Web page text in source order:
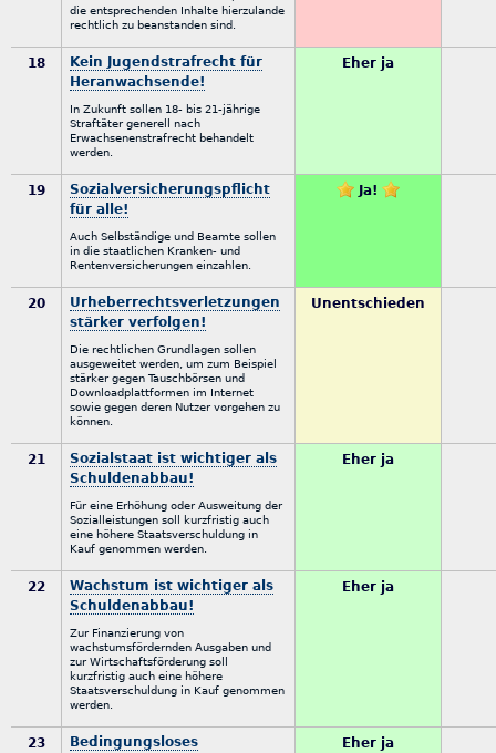
die entsprechenden Inhalte hierzulande
rechtlich zu beanstanden sind.
18
Kein Jugendstrafrecht für
Heranwachsende!
In Zukunft sollen 18- bis 21-jährige
Straftäter generell nach
Erwachsenenstrafrecht behandelt
werden.
Eher ja
19
Sozialversicherungspflicht
für alle!
Auch Selbständige und Beamte sollen
in die staatlichen Kranken- und
Rentenversicherungen einzahlen.
Ja!
20
Urheberrechtsverletzungen
stärker verfolgen!
Die rechtlichen Grundlagen sollen
ausgeweitet werden, um zum Beispiel
stärker gegen Tauschbörsen und
Downloadplattformen im Internet
sowie gegen deren Nutzer vorgehen zu
können.
Unentschieden
21
Sozialstaat ist wichtiger als
Schuldenabbau!
Für eine Erhöhung oder Ausweitung der
Sozialleistungen soll kurzfristig auch
eine höhere Staatsverschuldung in
Kauf genommen werden.
Eher ja
22
Wachstum ist wichtiger als
Schuldenabbau!
Zur Finanzierung von
wachstumsfördernden Ausgaben und
zur Wirtschaftsförderung soll
kurzfristig auch eine höhere
Staatsverschuldung in Kauf genommen
werden.
Eher ja
23
Bedingungsloses
Eher ja